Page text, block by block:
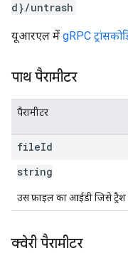
d}/untrash
यूआरएल में gRPC
पाथ पैरामीटर
पैरामीटर
fileId
string
उस फ़ाइल का आईडी जिसे ट्रैश
क्वेरी पैरामीटर